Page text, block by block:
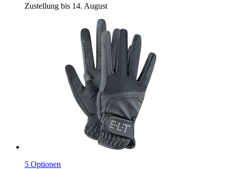
Zustellung bis 14. August
5 Optionen